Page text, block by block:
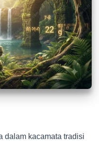
dalam kacamata tradisi